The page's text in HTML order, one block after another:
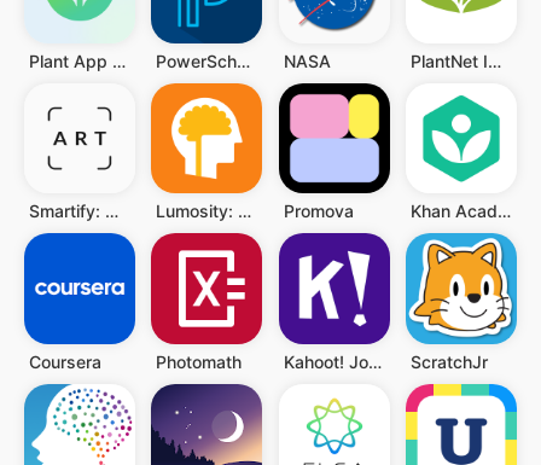
Plant App - Localizador Planta PowerSchool Mobile NASA PlantNet Identificação planta
Smartify: Arte e Cultura Lumosity: Treinar Cérebro Promova Khan Academy
Coursera Photomath Kahoot! Jogar e criar quizzes ScratchJr